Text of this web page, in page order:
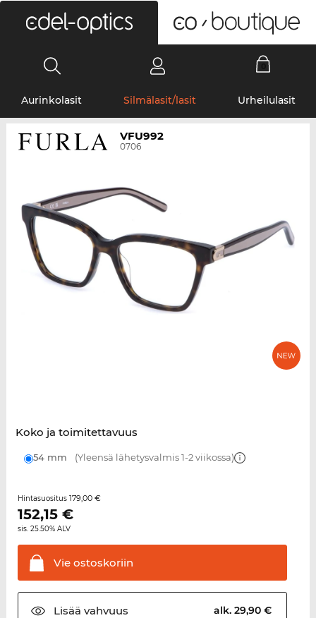
Aurinkolasit Silmälasit/lasit Urheilulasit
VFU992
0706
Koko ja toimitettavuus
54 mm (Yleensä lähetysvalmis 1-2 viikossa)
Hintasuositus 179,00 €
152,15€
sis. 25.50% ALV
Vieostoskoriin
Lisää vahvuus alk. 29,90 €